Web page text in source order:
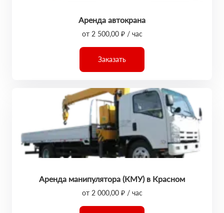
Аренда автокрана
от 2 500,00 ₽ / час
Заказать
Аренда манипулятора (КМУ) в Красном
от 2 000,00 ₽ / час